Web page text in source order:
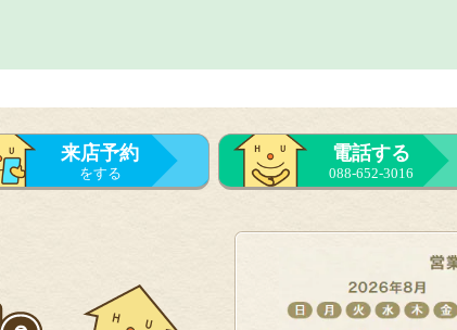
来店予約
をする
電話する
088-652-3016